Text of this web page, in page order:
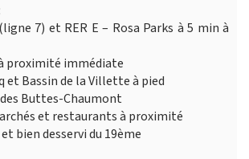
7) et RER E – Rosa Parks à 5 min à
à proximité immédiate
et Bassin de la Villette à pied
Buttes-Chaumont
et restaurants à proximité
bien desservi du 19ème